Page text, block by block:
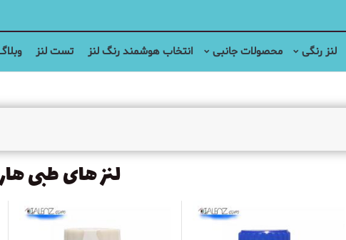
لنز رنگی محصولات جانبی انتخاب هوشمند رنگ لنز تست لنز
لنز های طبی